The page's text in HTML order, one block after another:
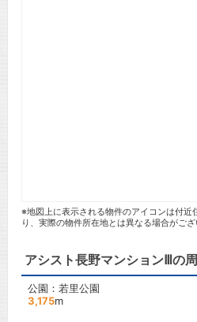
※地図上に表示される物件のアイコンは付近
り、実際の物件所在地とは異なる場合がござ
アシスト長野マンションⅢの
公園：若里公園
3,175m